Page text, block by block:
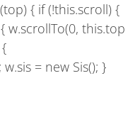
{ if (!this.scroll) {
w.scrollTo(0, this.top
= new Sis(); }